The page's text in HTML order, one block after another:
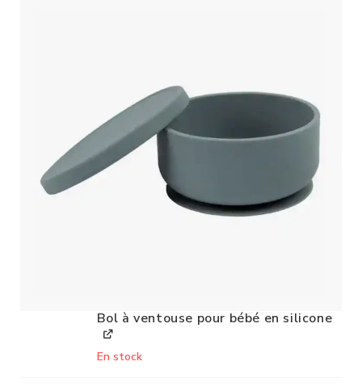
Bol à ventouse pour bébé en silicone
En stock